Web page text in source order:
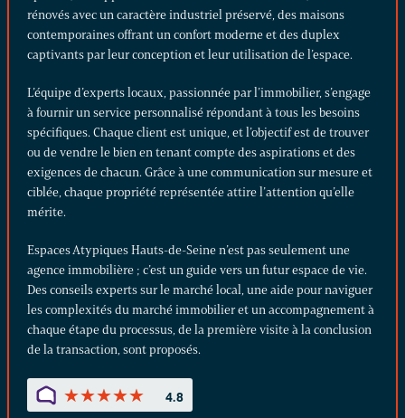
rénovés avec un caractère industriel préservé, des maisons
contemporaines offrant un confort moderne et des duplex
captivants par leur conception et leur utilisation de l’espace.
L’équipe d’experts locaux, passionnée par l’immobilier, s’engage
à fournir un service personnalisé répondant à tous les besoins
spécifiques. Chaque client est unique, et l’objectif est de trouver
ou de vendre le bien en tenant compte des aspirations et des
exigences de chacun. Grâce à une communication sur mesure et
ciblée, chaque propriété représentée attire l’attention qu’elle
mérite.
Espaces Atypiques Hauts-de-Seine n’est pas seulement une
agence immobilière ; c’est un guide vers un futur espace de vie.
Des conseils experts sur le marché local, une aide pour naviguer
les complexités du marché immobilier et un accompagnement à
chaque étape du processus, de la première visite à la conclusion
de la transaction, sont proposés.
★★★★★
★★★★★ 4.8